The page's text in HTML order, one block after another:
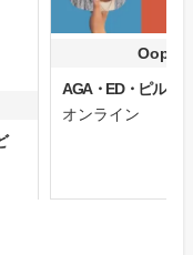
Oops
AGA・ED・ピル
オンライン